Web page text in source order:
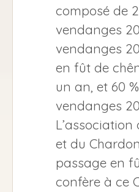
composé de
vendanges
vendanges
en fût de
un an, et 60
vendanges
et du
passage en
confère à ce